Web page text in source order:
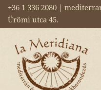
+36 1 336 2080 |
Ürömi utca 45.